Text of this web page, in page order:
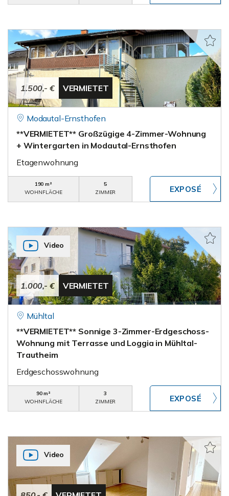
1.500,- € VERMIETET
Modautal-Ernsthofen
**VERMIETET** Großzügige 4-Zimmer-Wohnung
+ Wintergarten in Modautal-Ernsthofen
Etagenwohnung
190 m²
WOHNFLÄCHE
5
ZIMMER
1.000,- € VERMIETET
Video
Mühltal
**VERMIETET** Sonnige 3-Zimmer-Erdgeschoss-
Wohnung mit Terrasse und Loggia in Mühltal-
Trautheim
Erdgeschosswohnung
90 m²
WOHNFLÄCHE
3
ZIMMER
Video